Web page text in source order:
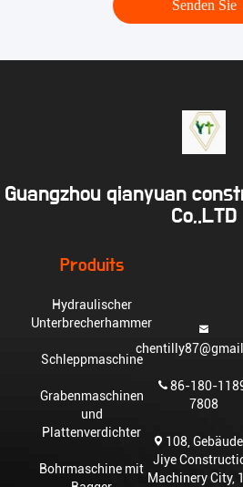
Guangzhou qianyuan
Co,.LTD
Produits
Hydraulischer
Unterbrecherhammer
Schleppmaschine
Grabenmaschinen
und
Plattenverdichter
Bohrmaschine mit
86-180-
7808
108, Gebäude
Jiye
Machinery City,